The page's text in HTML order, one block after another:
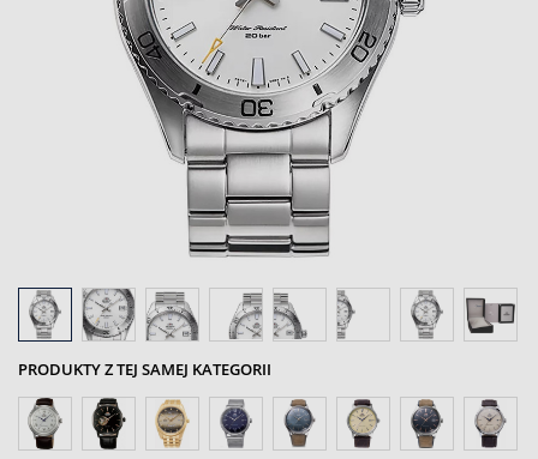
PRODUKTY Z TEJ SAMEJ KATEGORII